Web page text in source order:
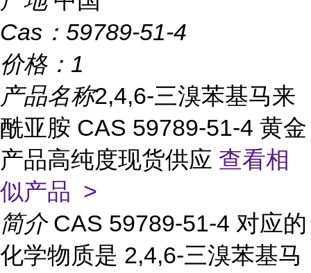
Cas： 59789-51-4
价格： 1
产品名称2,4,6-三溴苯基马来
酰亚胺 CAS 59789-51-4 黄金
产品高纯度现货供应 查看相
似产品 >
简介 CAS 59789-51-4 对应的
化学物质是 2,4,6-三溴苯基马